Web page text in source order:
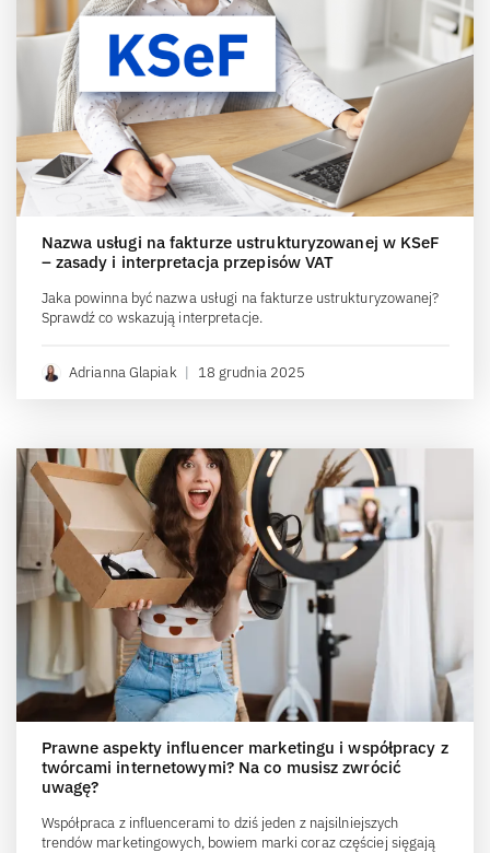
Nazwa usługi na fakturze ustrukturyzowanej w KSeF
– zasady i interpretacja przepisów VAT
Jaka powinna być nazwa usługi na fakturze ustrukturyzowanej?
Sprawdź co wskazują interpretacje.
Adrianna Glapiak | 18 grudnia 2025
Prawne aspekty influencer marketingu i współpracy z
twórcami internetowymi? Na co musisz zwrócić
uwagę?
Współpraca z influencerami to dziś jeden z najsilniejszych
trendów marketingowych, bowiem marki coraz częściej sięgają